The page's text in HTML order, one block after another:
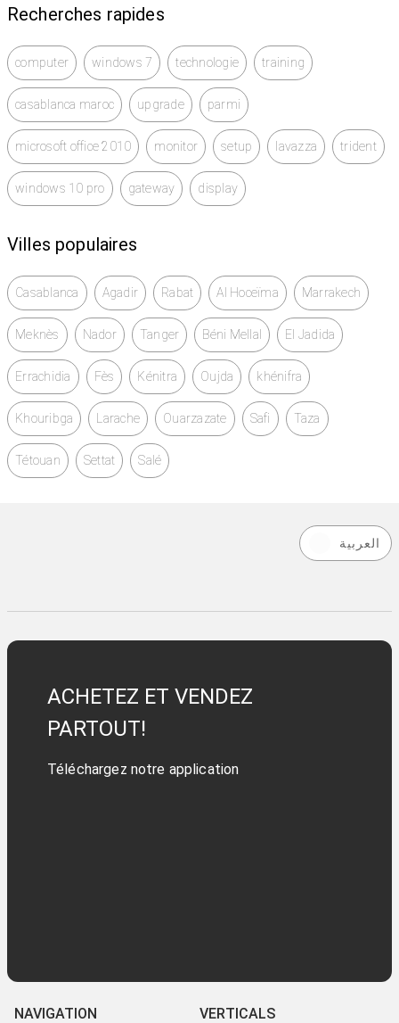
Recherches rapides
computer windows 7 technologie training
casablanca maroc upgrade parmi
microsoft office 2010 monitor setup lavazza trident
windows 10 pro gateway display
Villes populaires
Casablanca Agadir Rabat Al Hoceïma Marrakech
Meknès Nador Tanger Béni Mellal El Jadida
Errachidia Fès Kénitra Oujda khénifra
Khouribga Larache Ouarzazate Safi Taza
Tétouan Settat Salé
العربية
ACHETEZ ET VENDEZ
PARTOUT!
Téléchargez notre application
NAVIGATION
VERTICALS